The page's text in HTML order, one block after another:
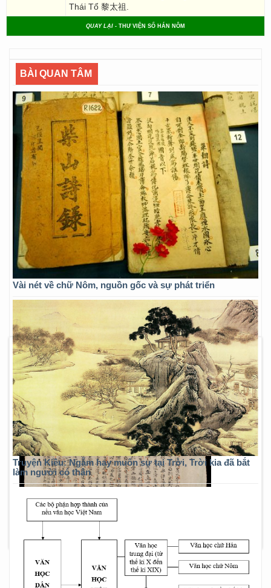
Thái Tổ 黎太祖.
QUAY LẠI - THƯ VIỆN SỐ HÁN NÔM
BÀI QUAN TÂM
Vài nét về chữ Nôm, nguồn gốc và sự phát triển
Truyện Kiều: Ngẫm hay muôn sự tại Trời, Trời kia đã bắt
làm người có thân